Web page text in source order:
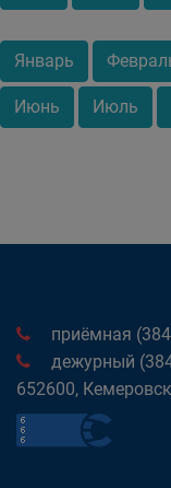
Январь
Июнь Июль
приёмная
дежурный
652600,